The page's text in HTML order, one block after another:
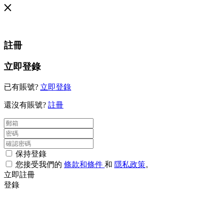
註冊
立即登錄
已有賬號? 立即登錄
還沒有賬號? 註冊
保持登錄
您接受我們的 條款和條件 和 隱私政策。
立即註冊
登錄